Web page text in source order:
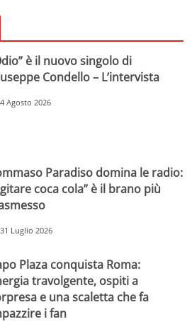
è il nuovo singolo di
Condello – L’intervista
4 Agosto 2026
Paradiso domina le radio:
coca cola” è il brano più
31 Luglio 2026
Plaza conquista Roma:
travolgente, ospiti a
e una scaletta che fa
i fan